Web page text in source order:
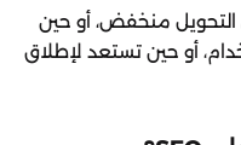
التحويل منخفض، أو حين
أو حين تستعد لإطلاق